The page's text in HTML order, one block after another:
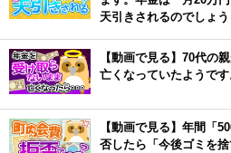
天引きされるのでしょう
【動画で見る】70代の
亡くなっていたようで
【動画で見る】年間「
否したら「今後ゴミを